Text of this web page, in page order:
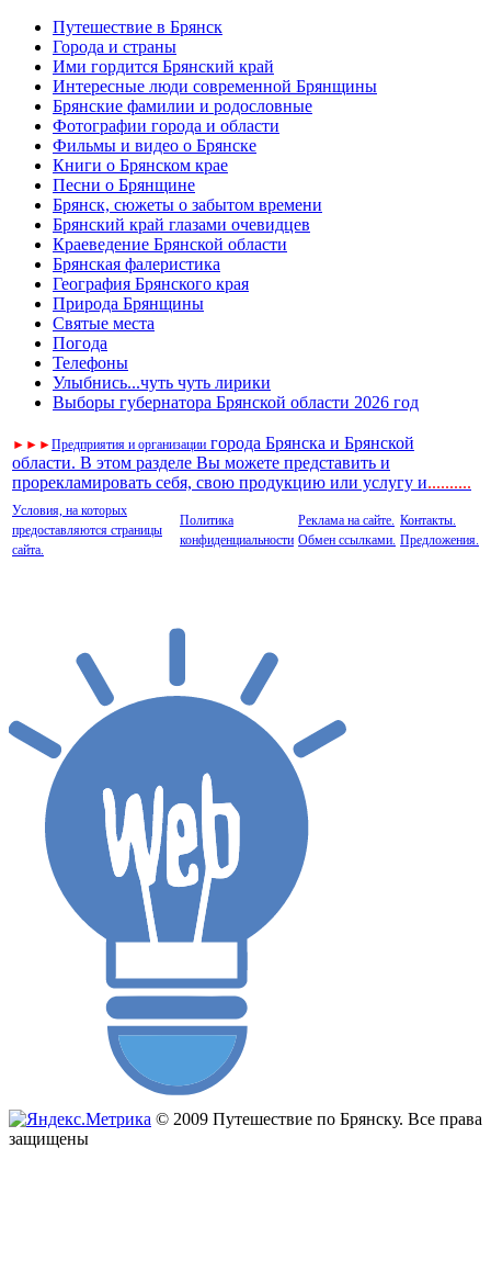
Путешествие в Брянск
Города и страны
Ими гордится Брянский край
Интересные люди современной Брянщины
Брянские фамилии и родословные
Фотографии города и области
Фильмы и видео о Брянске
Книги о Брянском крае
Песни о Брянщине
Брянск, сюжеты о забытом времени
Брянский край глазами очевидцев
Краеведение Брянской области
Брянская фалеристика
География Брянского края
Природа Брянщины
Святые места
Погода
Телефоны
Улыбнись...чуть чуть лирики
Выборы губернатора Брянской области 2026 год
► ► ►Предприятия и организации города Брянска и Брянской
области. В этом разделе Вы можете представить и
прорекламировать себя, свою продукцию или услугу и..........
Условия, на которых
предоставляются страницы
сайта.
Политика
конфиденциальности
Реклама на сайте.
Обмен ссылками.
Контакты.
Предложения.
© 2009 Путешествие по Брянску. Все права
защищены